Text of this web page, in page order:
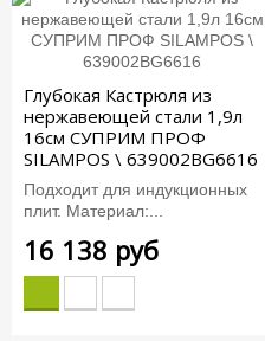
Глубокая Кастрюля из
нержавеющей стали 1,9л
16см СУПРИМ ПРОФ
SILAMPOS \ 639002BG6616
Подходит для индукционных
плит. Материал:...
16 138 руб